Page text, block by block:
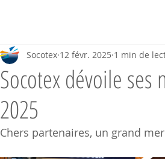
Socotex dévoile ses
2025
Socotex 12 févr. 2025 1 min de
Chers partenaires, un grand